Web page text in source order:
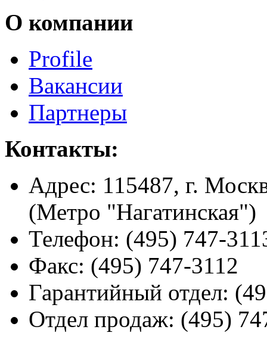
О компании
Profile
Вакансии
Партнеры
Контакты:
Адрес: 115487, г.
(Метро "Нагатинская")
Телефон: (495) 747-
Факс: (495) 747-3112
Гарантийный отдел:
Отдел продаж: (495)